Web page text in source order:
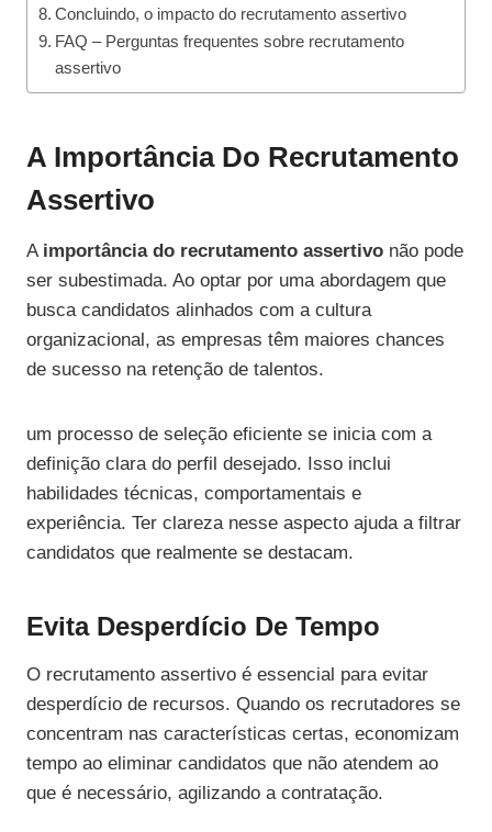
Concluindo, o impacto do recrutamento assertivo
FAQ – Perguntas frequentes sobre recrutamento
assertivo
A Importância Do Recrutamento
Assertivo
A importância do recrutamento assertivo não pode
ser subestimada. Ao optar por uma abordagem que
busca candidatos alinhados com a cultura
organizacional, as empresas têm maiores chances
de sucesso na retenção de talentos.
um processo de seleção eficiente se inicia com a
definição clara do perfil desejado. Isso inclui
habilidades técnicas, comportamentais e
experiência. Ter clareza nesse aspecto ajuda a filtrar
candidatos que realmente se destacam.
Evita Desperdício De Tempo
O recrutamento assertivo é essencial para evitar
desperdício de recursos. Quando os recrutadores se
concentram nas características certas, economizam
tempo ao eliminar candidatos que não atendem ao
que é necessário, agilizando a contratação.